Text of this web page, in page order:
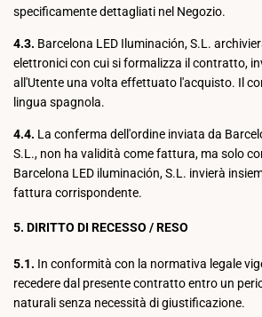
specificamente dettagliati nel Negozio.
4.3. Barcelona LED Iluminación, S.L.
elettronici con cui si formalizza il contratto,
all'Utente una volta effettuato l'acquisto. Il
lingua spagnola.
4.4. La conferma dell'ordine inviata da
S.L., non ha validità come fattura, ma solo
Barcelona LED iluminación, S.L. invierà
fattura corrispondente.
5. DIRITTO DI RECESSO / RESO
5.1. In conformità con la normativa legale
recedere dal presente contratto entro un
naturali senza necessità di giustificazione.